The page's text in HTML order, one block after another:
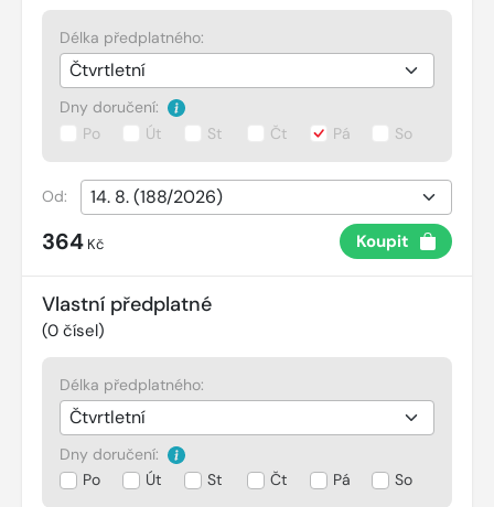
Délka předplatného:
Dny doručení:
Po
Út St Čt Pá So
Od:
364 Kč Koupit
Vlastní předplatné
(0 čísel)
Délka předplatného:
Dny doručení:
Po
Út St Čt Pá So